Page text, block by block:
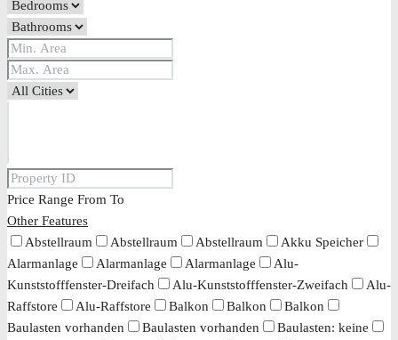
Price Range From To
Other Features
Abstellraum
Abstellraum Abstellraum
Akku Speicher
Alarmanlage
Alarmanlage Alarmanlage
Alu-
Kunststofffenster-Dreifach
Alu-Kunststofffenster-Zweifach
Alu-
Raffstore
Alu-Raffstore Balkon Balkon
Balkon
Baulasten vorhanden
Baulasten vorhanden
Baulasten: keine